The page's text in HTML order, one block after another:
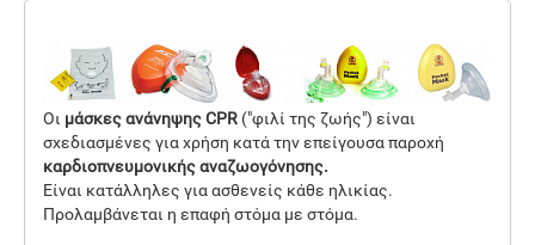
Oι μάσκες ανάνηψηςCPR ("φιλί της ζωής") είναι
σχεδιασμένες για χρήση κατά την επείγουσα παροχή
καρδιοπνευμονικής αναζωογόνησης.
Είναι κατάλληλες για ασθενείς κάθε ηλικίας.
Προλαμβάνεται η επαφή στόμα με στόμα.